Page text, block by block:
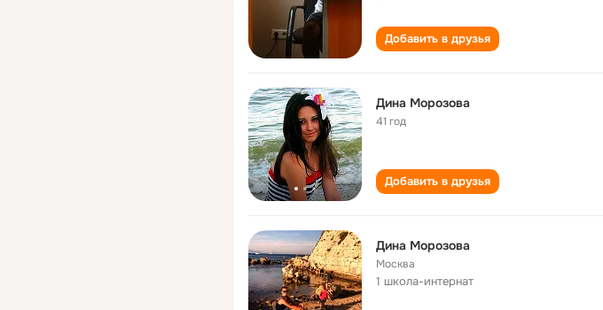
Добавить в друзья
Дина Морозова
41 год
Добавить в друзья
Дина Морозова
Москва
1 школа-интернат